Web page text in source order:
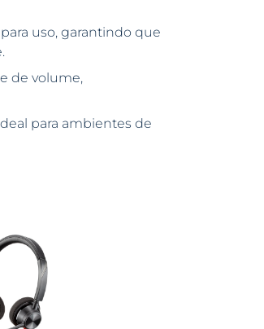
uso, garantindo que
de volume,
para ambientes de